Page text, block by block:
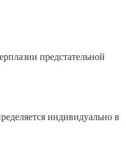
предстательной
индивидуально в